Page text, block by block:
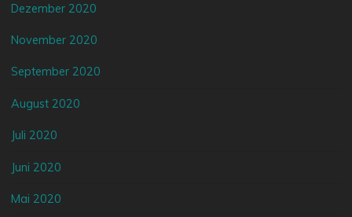
Dezember 2020
November 2020
September 2020
August 2020
Juli 2020
Juni 2020
Mai 2020